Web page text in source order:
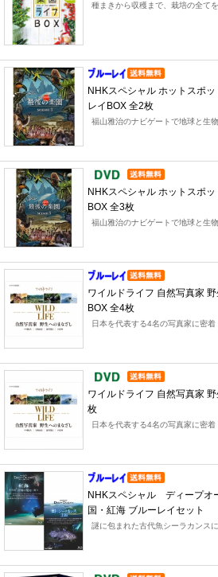
種まきから収穫まで、栽培の全て
NHKスペシャル ホットスポ
レイBOX 全2枚
福山雅治のナビゲートで地球と生
NHKスペシャル ホットスポ
BOX 全3枚
福山雅治のナビゲートで地球と生
ワイルドライフ 自然写真家
BOX 全4枚
日本を代表する4名の写真家に密着
ワイルドライフ 自然写真家
枚
日本を代表する4名の写真家に密着
NHKスペシャル ディープオ
国・紅海 ブルーレイセット
謎に包まれた古代魚シーラカンス